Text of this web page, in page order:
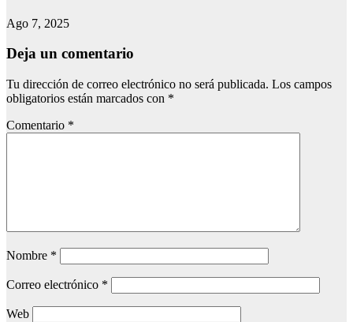
Ago 7, 2025
Deja un comentario
Tu dirección de correo electrónico no será publicada. Los campos
obligatorios están marcados con *
Comentario *
Nombre *
Correo electrónico *
Web